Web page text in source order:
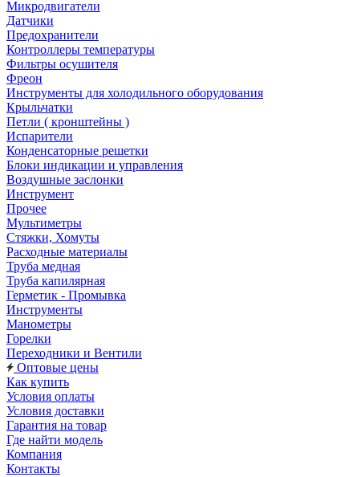
Микродвигатели
Датчики
Предохранители
Контроллеры температуры
Фильтры осушителя
Фреон
Инструменты для холодильного оборудования
Крыльчатки
Петли ( кронштейны )
Испарители
Конденсаторные решетки
Блоки индикации и управления
Воздушные заслонки
Инструмент
Прочее
Мультиметры
Стяжки, Хомуты
Расходные материалы
Труба медная
Труба капилярная
Герметик - Промывка
Инструменты
Манометры
Горелки
Переходники и Вентили
Оптовые цены
Как купить
Условия оплаты
Условия доставки
Гарантия на товар
Где найти модель
Компания
Контакты